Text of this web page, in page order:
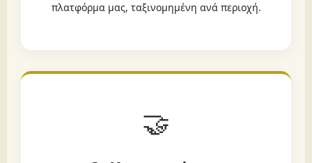
πλατφόρμα μας, ταξινομημένη ανά περιοχή.
🤝